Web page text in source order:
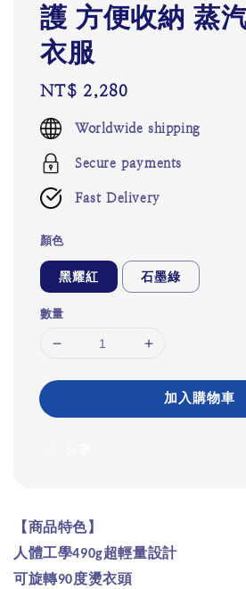
護 方便收納 蒸
衣服
Regular
price
NT$ 2,280
Worldwide shipping
Secure payments
Fast Delivery
顏色
黑耀紅 石墨綠
數量
加入購物車
【商品特色】
人體工學490g超輕量設計
可旋轉90度燙衣頭